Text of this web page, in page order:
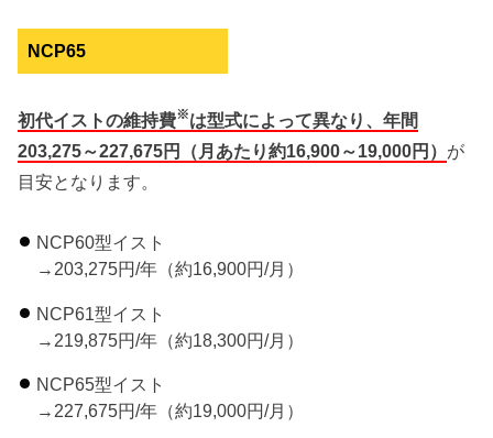
NCP65
初代イストの維持費※は型式によって異なり、年間
203,275～227,675円（月あたり約16,900～19,000円） が
目安となります。
NCP60型イスト
→203,275円/年（約16,900円/月）
NCP61型イスト
→219,875円/年（約18,300円/月）
NCP65型イスト
→227,675円/年（約19,000円/月）